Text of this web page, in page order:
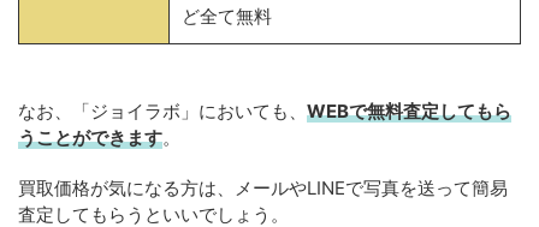
ど全て無料
なお、「ジョイラボ」においても、 WEBで無料査定してもら
うことができます。
買取価格が気になる方は、メールやLINEで写真を送って簡易
査定してもらうといいでしょう。